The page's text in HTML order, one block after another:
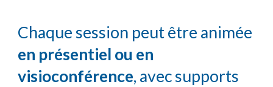
Chaque session peut être animée
en présentiel ou en
visioconférence, avec supports